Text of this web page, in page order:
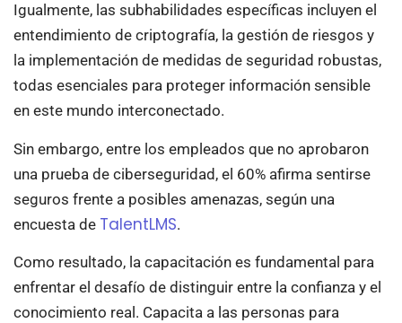
Igualmente, las subhabilidades específicas incluyen el
entendimiento de criptografía, la gestión de riesgos y
la implementación de medidas de seguridad robustas,
todas esenciales para proteger información sensible
en este mundo interconectado.
Sin embargo, entre los empleados que no aprobaron
una prueba de ciberseguridad, el 60% afirma sentirse
seguros frente a posibles amenazas, según una
encuesta de TalentLMS.
Como resultado, la capacitación es fundamental para
enfrentar el desafío de distinguir entre la confianza y el
conocimiento real. Capacita a las personas para